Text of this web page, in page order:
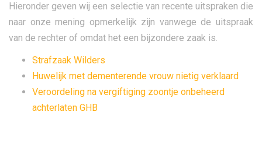
Hieronder geven wij een selectie van recente uitspraken die
naar onze mening opmerkelijk zijn vanwege de uitspraak
van de rechter of omdat het een bijzondere zaak is.
Strafzaak Wilders
Huwelijk met dementerende vrouw nietig verklaard
Veroordeling na vergiftiging zoontje onbeheerd
achterlaten GHB